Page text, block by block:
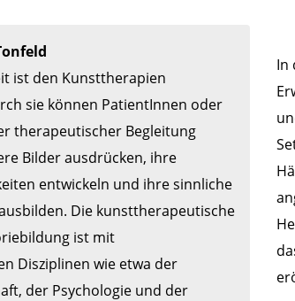
ist den Kunsttherapien
sie können PatientInnen oder
therapeutischer Begleitung
Bilder ausdrücken, ihre
entwickeln und ihre sinnliche
Die kunsttherapeutische
ist mit
Disziplinen wie etwa der
der Psychologie und der
In